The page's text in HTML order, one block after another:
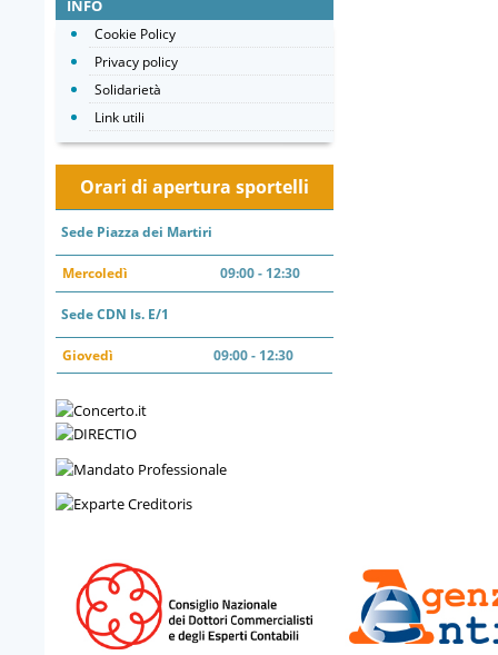
INFO
Cookie Policy
Privacy policy
Solidarietà
Link utili
Orari di apertura sportelli
Sede Piazza dei Martiri
Mercoledì 09:00 - 12:30
Sede CDN Is. E/1
Giovedì 09:00 - 12:30